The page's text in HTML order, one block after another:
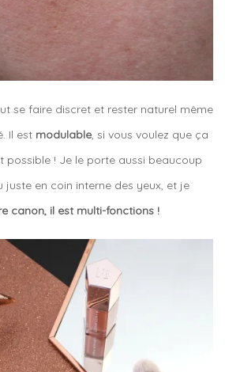
se faire discret et rester naturel même
Il est modulable, si vous voulez que ça
possible ! Je le porte aussi beaucoup
en coin interne des yeux, et je
canon, il est multi-fonctions !